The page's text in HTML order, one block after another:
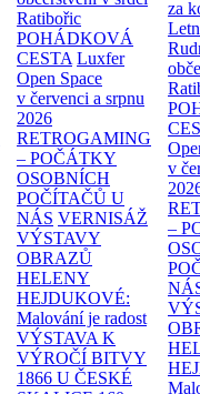
Ratibořic
POHÁDKOVÁ
CESTA Luxfer
Open Space
v červenci a srpnu
2026
RETROGAMING
– POČÁTKY
OSOBNÍCH
POČÍTAČŮ U
NÁS VERNISÁŽ
VÝSTAVY
OBRAZŮ
HELENY
HEJDUKOVÉ:
Malování je radost
VÝSTAVA K
VÝROČÍ BITVY
1866 U ČESKÉ
za
v
–